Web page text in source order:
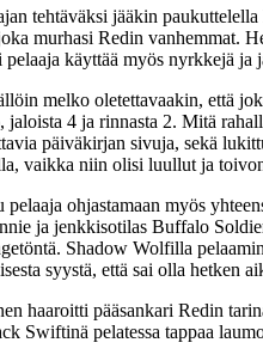
tehtäväksi jääkin
murhasi Redin vanhemmat.
käyttää myös nyrkkejä ja
melko oletettavaakin, että
jaloista 4 ja rinnasta 2. Mitä
päiväkirjan sivuja, sekä
vaikka niin olisi luullut ja
pelaaja ohjastamaan myös
ja jenkkisotilas Buffalo
Shadow Wolfilla
syystä, että sai olla hetken
haaroitti pääsankari Redin
Swiftinä pelatessa tappaa